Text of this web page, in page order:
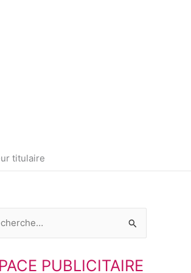
titulaire
PUBLICITAIRE